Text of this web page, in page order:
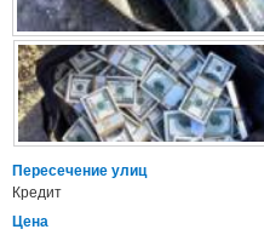
Пересечение улиц
Кредит
Цена